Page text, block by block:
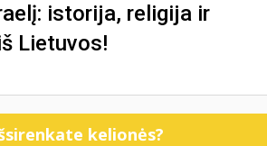
istorija, religija ir
Lietuvos!
kelionės?